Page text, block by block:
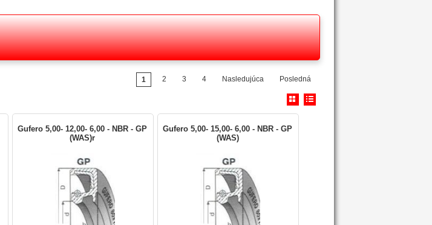
1 2 3 4 Nasledujúca Posledná
Gufero 5,00- 12,00- 6,00 - NBR - GP
(WAS)r
Gufero 5,00- 15,00- 6,00 - NBR - GP
(WAS)